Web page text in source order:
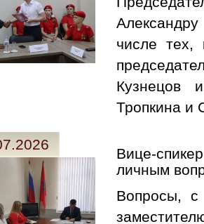
числе тех,
Кузнецов
Тропкина и
Вице-
личным
Вопросы, с